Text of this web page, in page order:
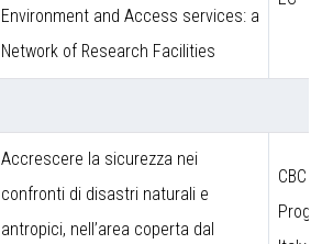
Environment and Access services: a
Network of Research Facilities
Accrescere la sicurezza nei
confronti di disastri naturali e
antropici, nell’area coperta dal
CBC